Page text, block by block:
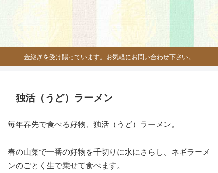
金継ぎを受け賜っています。お気軽にお問い合わせ下さい。
独活（うど）ラーメン
毎年春先で食べる好物、独活（うど）ラーメン。
春の山菜で一番の好物を千切りに水にさらし、ネギラーメ
ンのごとく生で乗せて食べます。